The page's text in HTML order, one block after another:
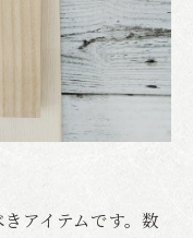
アイテムです。数